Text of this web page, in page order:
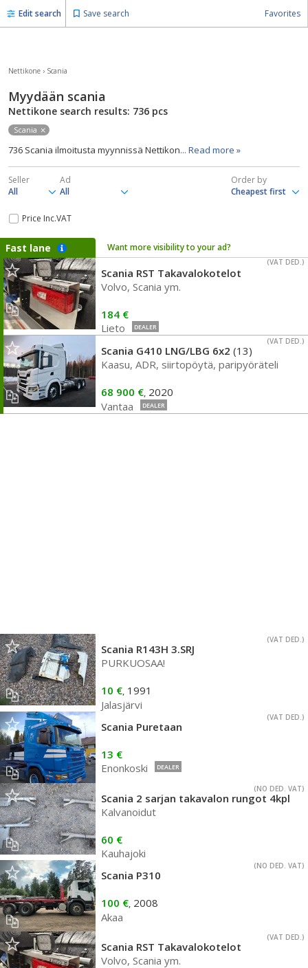
Edit search Save search Favorites
Nettikone › Scania
Myydään scania
Nettikone search results: 736 pcs
Scania
736 Scania ilmoitusta myynnissä Nettikon... Read more »
Seller Ad Order by
Price Inc.VAT
Fast lane Want more visibility to your ad?
(VAT DED.)
Scania RST Takavalokotelot
Volvo, Scania ym.
184 €
Lieto
DEALER
(VAT DED.)
Scania G410 LNG/LBG 6x2 (13)
Kaasu, ADR, siirtopöytä, paripyöräteli
68 900 €, 2020
Vantaa
DEALER
(VAT DED.)
Scania R143H 3.SRJ
PURKUOSAA!
10 €, 1991
Jalasjärvi
(VAT DED.)
Scania Puretaan
13 €
Enonkoski
DEALER
(NO DED. VAT)
Scania 2 sarjan takavalon rungot 4kpl
Kalvanoidut
60 €
Kauhajoki
(NO DED. VAT)
Scania P310
100 €, 2008
Akaa
(VAT DED.)
Scania RST Takavalokotelot
Volvo, Scania ym.